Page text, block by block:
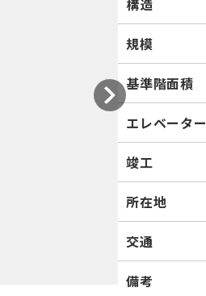
構造
規模
基準階面積
エレベーター
竣工
所在地
交通
備考